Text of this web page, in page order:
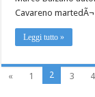
Cavareno
Leggi tutto »
« 1 2 3 4